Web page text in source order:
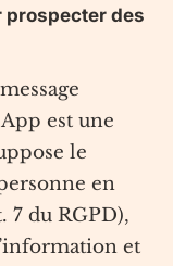
des
est une
le
en
7 du RGPD),
et